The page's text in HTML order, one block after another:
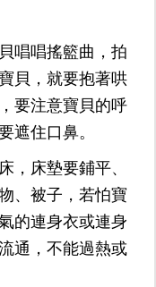
唱唱搖籃曲，拍
貝，就要抱著哄
要注意寶貝的呼
遮住口鼻。
，床墊要鋪平、
、被子，若怕寶
的連身衣或連身
通，不能過熱或